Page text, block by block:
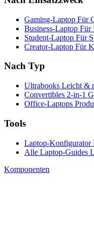
Gaming-Laptop Für
Business-Laptop Für
Student-Laptop Für
Creator-Laptop Für
Nach Typ
Ultrabooks Leicht &
Convertibles 2-in-1
Office-Laptops
Tools
Laptop-Konfigurator
Alle Laptop-Guides
Komponenten